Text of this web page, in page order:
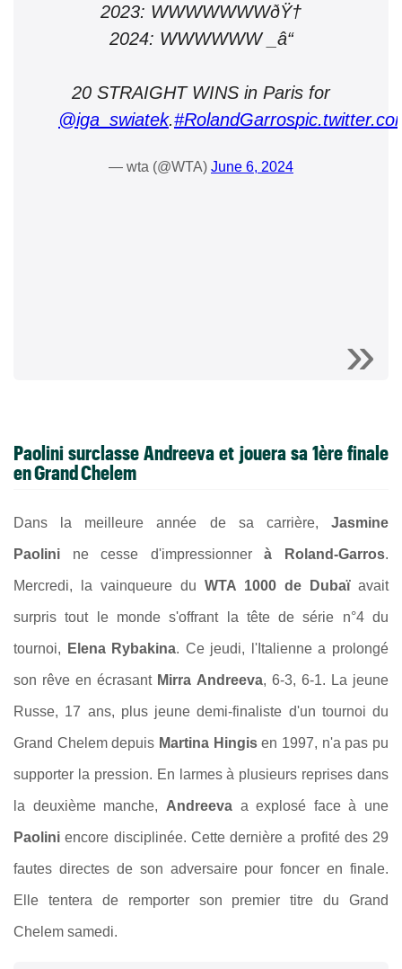
2023: WWWWWWWðŸ†
2024: WWWWWW _â“
20 STRAIGHT WINS in Paris for
@iga_swiatek.#RolandGarros
— wta (@WTA) June 6, 2024
Paolini surclasse Andreeva et jouera sa 1ère finale
en Grand Chelem
Dans la meilleure année de sa carrière, Jasmine
Paolini ne cesse d'impressionnerà Roland-Garros.
Mercredi, la vainqueure du WTA 1000 de Dubaï avait
surpris tout le monde s'offrant la tête de série n°4 du
tournoi, Elena Rybakina. Ce jeudi, l'Italienne a prolongé
son rêve en écrasant Mirra Andreeva, 6-3, 6-1. La jeune
Russe, 17 ans, plus jeune demi-finaliste d'un tournoi du
Grand Chelem depuis Martina Hingisen 1997, n'a pas pu
supporter la pression. En larmes à plusieurs reprises dans
la deuxième manche, Andreevaa explosé face à une
Paoliniencore disciplinée. Cette dernière a profité des 29
fautes directes de son adversaire pour foncer en finale.
Elle tentera de remporter son premier titre du Grand
Chelem samedi.